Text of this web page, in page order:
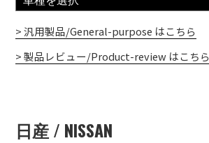
> 汎用製品/General-purpose はこちら
> 製品レビュー/Product-review はこちら
日産 / NISSAN